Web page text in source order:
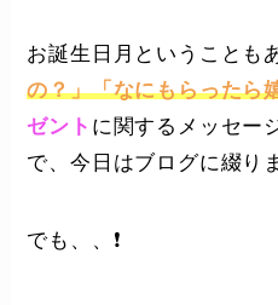
お誕生日月ということも
の？」「なにもらったら
ゼント に関するメッセー
で、今日はブログに綴り
でも、、❗️